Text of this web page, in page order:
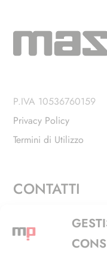
P.IVA 10536760159
Privacy Policy
Termini di Utilizzo
CONTATTI
Via Alfieri, 27 -
+39 02 4846